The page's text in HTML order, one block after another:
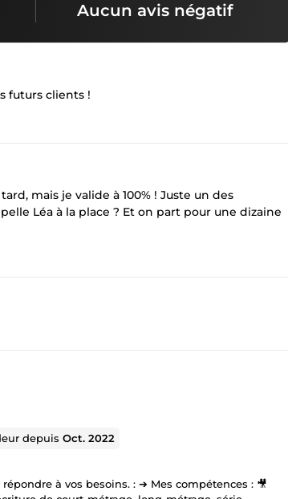
Aucun avis négatif
futurs clients !
mais je valide à 100% ! Juste un des
Léa à la place ? Et on part pour une dizaine
depuisOct. 2022
à vos besoins. : ➔ Mes compétences : 🎥